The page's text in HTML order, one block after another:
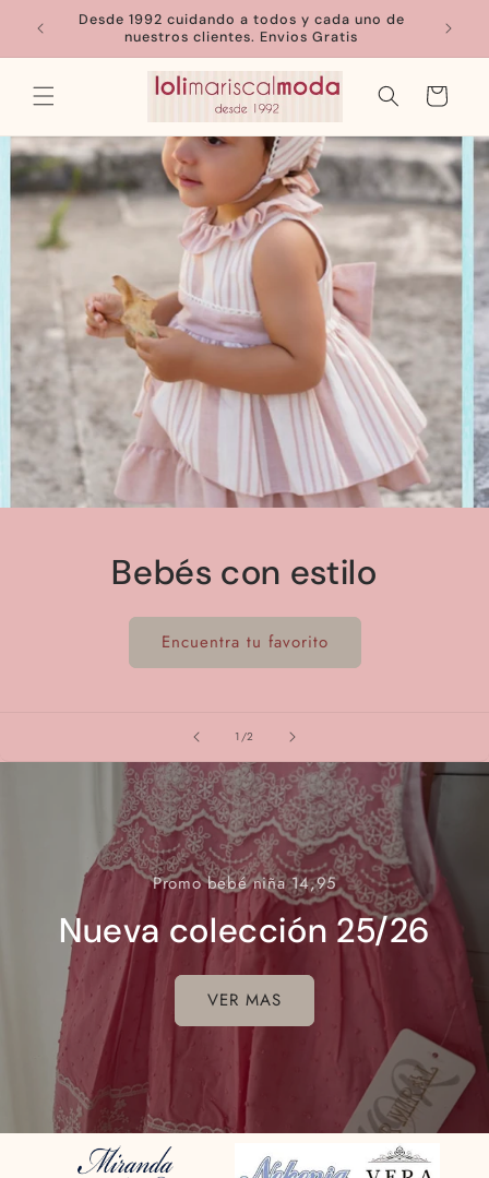
directamenteDesde 1992 cuidando a todos y cada uno de
nuestros clientes. Envios Gratis
Carrito
Bebés con estilo
Encuentra tu favorito
1/de
2
Promo bebé niña 14,95
Nueva colección 25/26
VER MAS